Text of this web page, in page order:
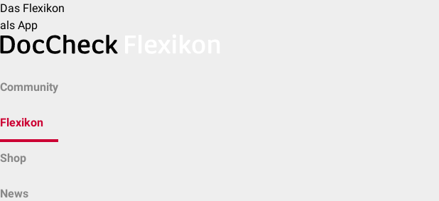
Das Flexikon
als App
Community
Flexikon
Shop
News